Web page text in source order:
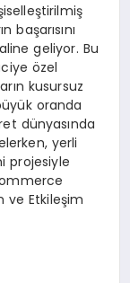
başarısını
geliyor. Bu
özel
kusursuz
oranda
dünyasında
yerli
projesiyle
ve Etkileşim